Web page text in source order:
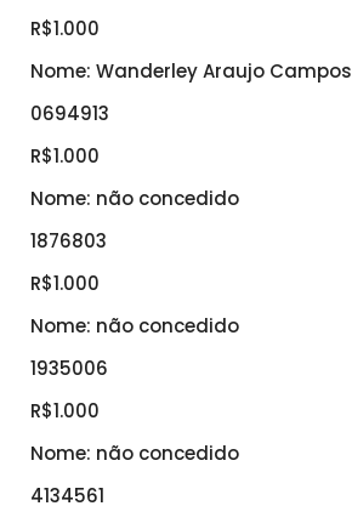
R$1.000
Nome: Wanderley Araujo Campos
0694913
R$1.000
Nome: não concedido
1876803
R$1.000
Nome: não concedido
1935006
R$1.000
Nome: não concedido
4134561